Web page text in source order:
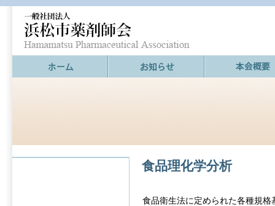
食品理化学分析
食品衛生法に定められた各種規